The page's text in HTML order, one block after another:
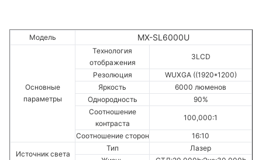
Модель MX-SL6000U
Основные
параметры
Технология
отображения
3LCD
Резолюция
WUXGA ((1920*1200)
Яркость
6000 люменов
Однородность
90%
Соотношение
контраста
100,000:1
Соотношение сторон 16:10
Источник света
Тип
Лазер